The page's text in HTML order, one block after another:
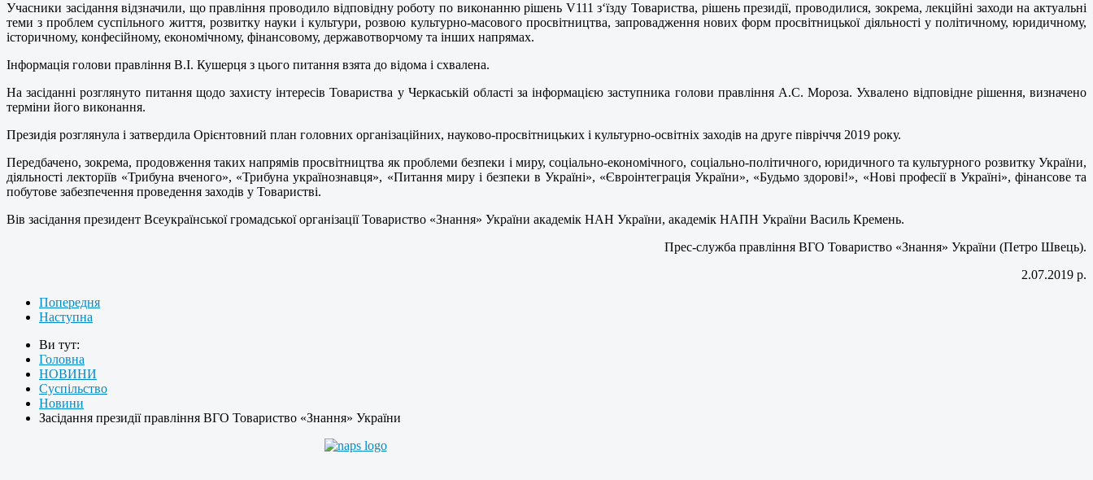
Учасники засідання відзначили, що правління проводило відповідну роботу по виконанню рішень V111 з‘їзду Товариства, рішень президії, проводилися, зокрема, лекційні заходи на актуальні
теми з проблем суспільного життя, розвитку науки і культури, розвою культурно-масового просвітництва, запровадження нових форм просвітницької діяльності у політичному, юридичному,
історичному, конфесійному, економічному, фінансовому, державотворчому та інших напрямах.
Інформація голови правління В.І. Кушерця з цього питання взята до відома і схвалена.
На засіданні розглянуто питання щодо захисту інтересів Товариства у Черкаській області за інформацією заступника голови правління А.С. Мороза. Ухвалено відповідне рішення, визначено
терміни його виконання.
Президія розглянула і затвердила Орієнтовний план головних організаційних, науково-просвітницьких і культурно-освітніх заходів на друге півріччя 2019 року.
Передбачено, зокрема, продовження таких напрямів просвітництва як проблеми безпеки і миру, соціально-економічного, соціально-політичного, юридичного та культурного розвитку України,
діяльності лекторіїв «Трибуна вченого», «Трибуна українознавця», «Питання миру і безпеки в Україні», «Євроінтеграція України», «Будьмо здорові!», «Нові професії в Україні», фінансове та
побутове забезпечення проведення заходів у Товаристві.
Вів засідання президент Всеукраїнської громадської організації Товариство «Знання» України академік НАН України, академік НАПН України Василь Кремень.
Прес-служба правління ВГО Товариство «Знання» України (Петро Швець).
2.07.2019 р.
Попередня
Наступна
Ви тут:
Головна
НОВИНИ
Суспільство
Новини
Засідання президії правління ВГО Товариство «Знання» України